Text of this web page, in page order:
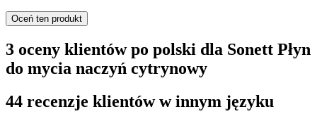
Oceń ten produkt
3 oceny klientów po polski dla Sonett Płyn
do mycia naczyń cytrynowy
44 recenzje klientów w innym języku